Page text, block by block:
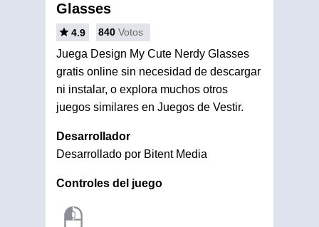
Glasses
4.9 840 Votos
Juega Design My Cute Nerdy Glasses
gratis online sin necesidad de descargar
ni instalar, o explora muchos otros
juegos similares en Juegos de Vestir.
Desarrollador
Desarrollado por Bitent Media
Controles del juego